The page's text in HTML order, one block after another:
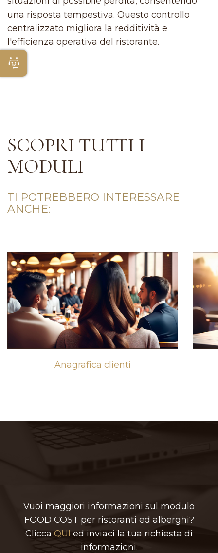
una risposta tempestiva. Questo controllo
centralizzato migliora la redditività e
l'efficienza operativa del ristorante.
SCOPRI TUTTI I
MODULI
TI POTREBBERO INTERESSARE
ANCHE:
Anagrafica clienti
Vuoi maggiori informazioni sul modulo
FOOD COST per ristoranti ed alberghi?
Clicca QUI ed inviaci la tua richiesta di
informazioni.